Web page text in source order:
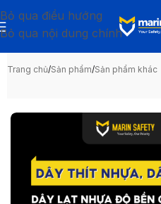
Bỏ qua điều hướng
Bỏ qua nội dung chính
Trang chủ/Sản phẩm/Sản phẩm khác